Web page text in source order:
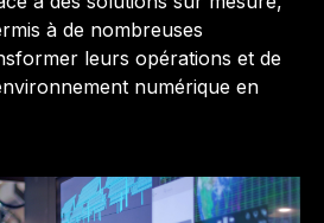
à de nombreuses
leurs opérations et de
numérique en